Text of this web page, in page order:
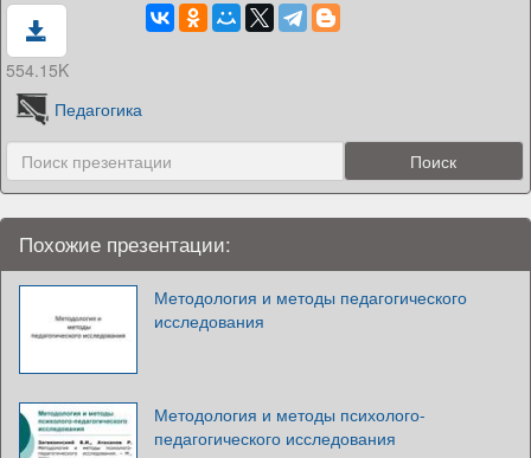
554.15K
Педагогика
Похожие презентации:
Методология и методы педагогического
исследования
Методология и методы психолого-
педагогического исследования